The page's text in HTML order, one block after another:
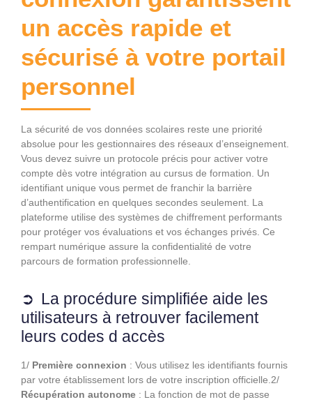
un accès rapide et
sécurisé à votre portail
personnel
La sécurité de vos données scolaires reste une priorité
absolue pour les gestionnaires des réseaux d’enseignement.
Vous devez suivre un protocole précis pour activer votre
compte dès votre intégration au cursus de formation. Un
identifiant unique vous permet de franchir la barrière
d’authentification en quelques secondes seulement. La
plateforme utilise des systèmes de chiffrement performants
pour protéger vos évaluations et vos échanges privés. Ce
rempart numérique assure la confidentialité de votre
parcours de formation professionnelle.
La procédure simplifiée aide les
utilisateurs à retrouver facilement
leurs codes d accès
1/ Première connexion : Vous utilisez les identifiants fournis
par votre établissement lors de votre inscription officielle.2/
Récupération autonome : La fonction de mot de passe